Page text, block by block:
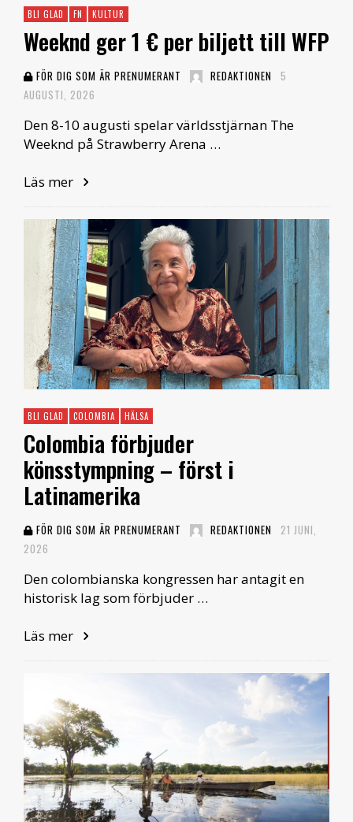
BLI GLAD FN KULTUR
Weeknd ger 1 € per biljett till WFP
FÖR DIG SOM ÄR PRENUMERANT REDAKTIONEN
5
AUGUSTI, 2026
Den 8-10 augusti spelar världsstjärnan The
Weeknd på Strawberry Arena …
Läs mer
BLI GLAD COLOMBIA HÄLSA
Colombia förbjuder
könsstympning – först i
Latinamerika
FÖR DIG SOM ÄR PRENUMERANT REDAKTIONEN
21 JUNI,
2026
Den colombianska kongressen har antagit en
historisk lag som förbjuder …
Läs mer